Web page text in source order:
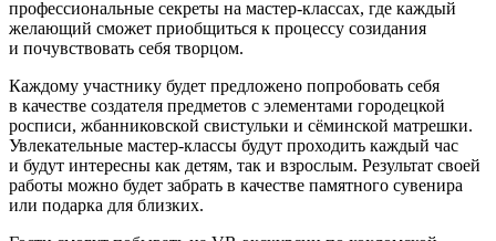
профессиональные секреты на мастер-классах, где каждый
желающий сможет приобщиться к процессу созидания
и почувствовать себя творцом.
Каждому участнику будет предложено попробовать себя
в качестве создателя предметов с элементами городецкой
росписи, жбанниковской свистульки и сёминской матрешки.
Увлекательные мастер-классы будут проходить каждый час
и будут интересны как детям, так и взрослым. Результат своей
работы можно будет забрать в качестве памятного сувенира
или подарка для близких.